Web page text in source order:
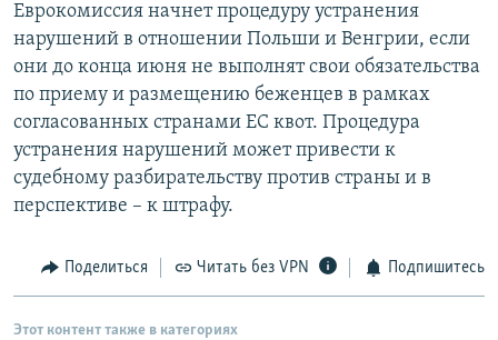
Еврокомиссия начнет процедуру устранения
нарушений в отношении Польши и Венгрии, если
они до конца июня не выполнят свои обязательства
по приему и размещению беженцев в рамках
согласованных странами ЕС квот. Процедура
устранения нарушений может привести к
судебному разбирательству против страны и в
перспективе – к штрафу.
Поделиться Читать без VPN Подпишитесь
Этот контент также в категориях